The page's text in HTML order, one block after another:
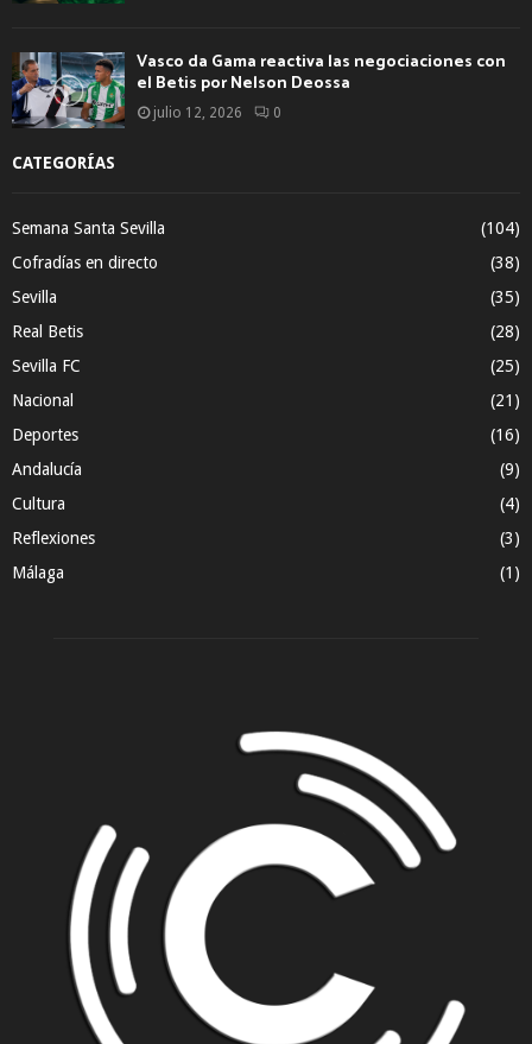
Vasco da Gama reactiva las negociaciones con
el Betis por Nelson Deossa
julio 12, 2026 0
CATEGORÍAS
Semana Santa Sevilla
(104)
Cofradías en directo
(38)
Sevilla
(35)
Real Betis
(28)
Sevilla FC
(25)
Nacional
(21)
Deportes
(16)
Andalucía
(9)
Cultura
(4)
Reflexiones
(3)
Málaga
(1)